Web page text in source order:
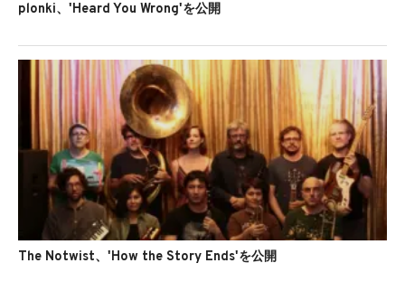
plonki、'Heard You Wrong'を公開
The Notwist、'How the Story Ends'を公開